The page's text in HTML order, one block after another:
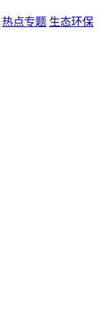
热点专题 生态环保